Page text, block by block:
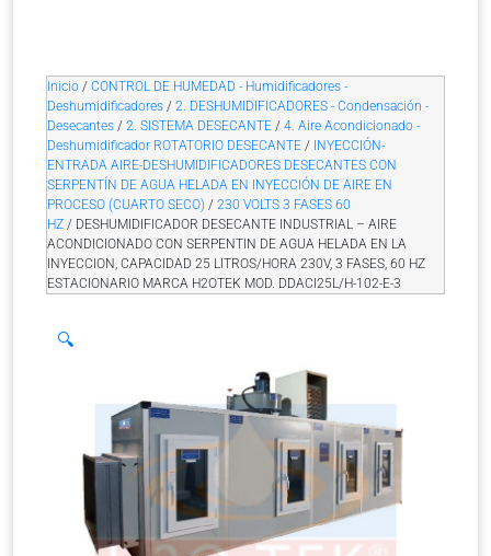
Inicio / CONTROL DE HUMEDAD - Humidificadores -
Deshumidificadores / 2. DESHUMIDIFICADORES - Condensación -
Desecantes / 2. SISTEMA DESECANTE / 4. Aire Acondicionado -
Deshumidificador ROTATORIO DESECANTE / INYECCIÓN-
ENTRADA AIRE-DESHUMIDIFICADORES DESECANTES CON
SERPENTÍN DE AGUA HELADA EN INYECCIÓN DE AIRE EN
PROCESO (CUARTO SECO) / 230 VOLTS 3 FASES 60
HZ / DESHUMIDIFICADOR DESECANTE INDUSTRIAL – AIRE
ACONDICIONADO CON SERPENTIN DE AGUA HELADA EN LA
INYECCION, CAPACIDAD 25 LITROS/HORA 230V, 3 FASES, 60 HZ
ESTACIONARIO MARCA H2OTEK MOD. DDACI25L/H-102-E-3
🔍